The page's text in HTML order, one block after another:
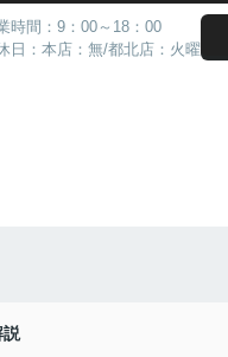
時間：9：00～18：00
日：本店：無/都北店：火曜
説